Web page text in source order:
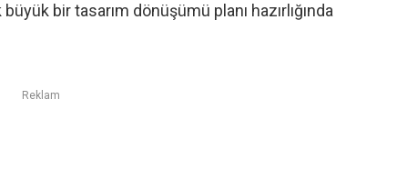
bir tasarım dönüşümü planı hazırlığında
Reklam